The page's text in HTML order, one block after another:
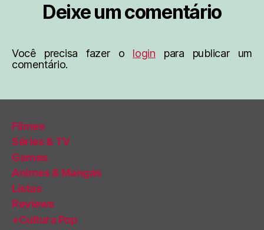
Deixe um comentário
Você precisa fazer o login para publicar um
comentário.
Filmes
Séries & TV
Games
Animes & Mangás
Listas
Reviews
+Cultura Pop